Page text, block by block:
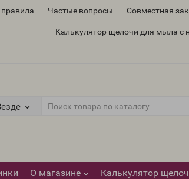
Частые вопросы Совместная
Калькулятор щелочи для мыла с
О магазине Калькулятор